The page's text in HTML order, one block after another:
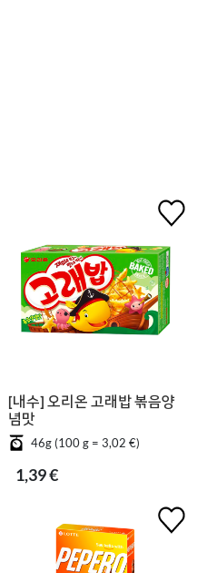
[내수] 오리온 고래밥 볶음양
념맛
46g (100 g = 3,02 €)
1,39 €